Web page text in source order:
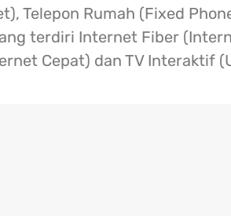
Rumah (Fixed
terdiri Internet Fiber
Cepat) dan TV Interaktif